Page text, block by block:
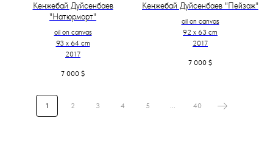
Кенжебай Дуйсенбаев
"Натюрморт"
oil on canvas
93 x 64 cm
2017
7 000 $
Кенжебай Дуйсенбаев "Пейзаж"
oil on canvas
92 x 63 cm
2017
7 000 $
1 2 3 4 5 ... 40